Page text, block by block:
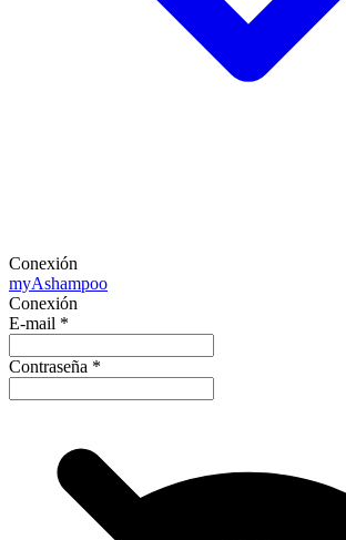
Conexión
myAshampoo
Conexión
E-mail *
Contraseña *